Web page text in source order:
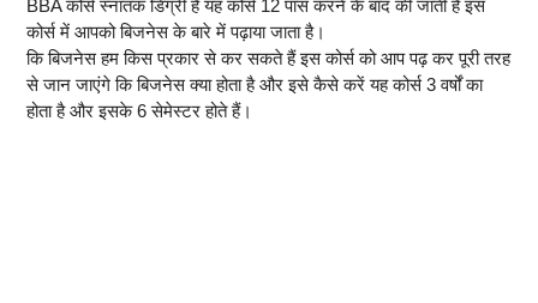
BBA कोर्स स्नातक डिग्री है यह कोर्स 12 पास करने के बाद की जाती है इस
कोर्स में आपको बिजनेस के बारे में पढ़ाया जाता है।
कि बिजनेस हम किस प्रकार से कर सकते हैं इस कोर्स को आप पढ़ कर पूरी तरह
से जान जाएंगे कि बिजनेस क्या होता है और इसे कैसे करें यह कोर्स 3 वर्षों का
होता है और इसके 6 सेमेस्टर होते हैं।